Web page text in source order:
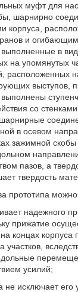
муфт для
шарнирно
корпуса,
и
в
на упомянутых
расположенных
выступов,
со
в осевом
зажимной
пазов, а
твердость
прототипа
надежного
прижатие
концах корпуса
участков,
усилий;
не исключает его